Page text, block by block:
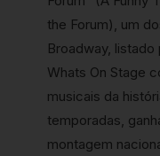
the Forum), um
Broadway,
Whats On Stage
musicais da
temporadas,
montagem